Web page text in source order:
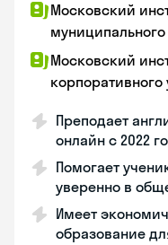
Московский
Московский
корпоративного
Преподает
онлайн с 2022
Помогает
уверенно в
Имеет
образование